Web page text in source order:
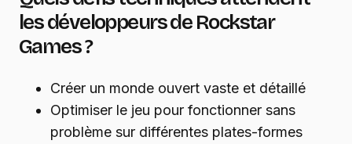
les développeurs de Rockstar
Games ?
Créer un monde ouvert vaste et détaillé
Optimiser le jeu pour fonctionner sans
problème sur différentes plates-formes